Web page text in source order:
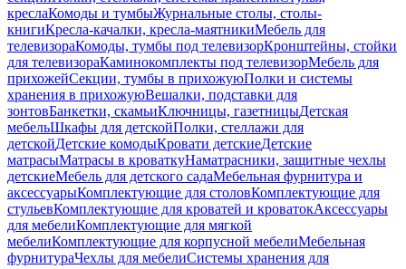
креслаКомоды и тумбыЖурнальные столы, столы-
книгиКресла-качалки, кресла-маятникиМебель для
телевизораКомоды, тумбы под телевизорКронштейны, стойки
для телевизораКаминокомплекты под телевизорМебель для
прихожейСекции, тумбы в прихожуюПолки и системы
хранения в прихожуюВешалки, подставки для
зонтовБанкетки, скамьиКлючницы, газетницыДетская
мебельШкафы для детскойПолки, стеллажи для
детскойДетские комодыКровати детскиеДетские
матрасыМатрасы в кроваткуНаматрасники, защитные чехлы
детскиеМебель для детского садаМебельная фурнитура и
аксессуарыКомплектующие для столовКомплектующие для
стульевКомплектующие для кроватей и кроватокАксессуары
для мебелиКомплектующие для мягкой
мебелиКомплектующие для корпусной мебелиМебельная
фурнитураЧехлы для мебелиСистемы хранения для